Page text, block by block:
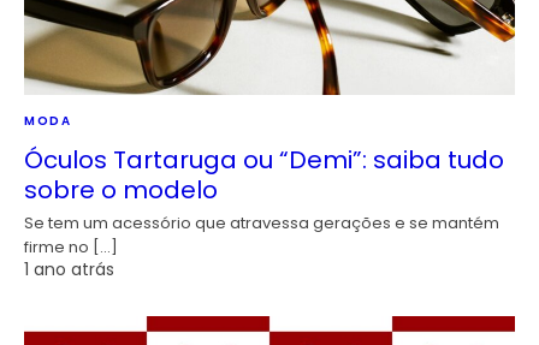
MODA
Óculos Tartaruga ou “Demi”: saiba tudo
sobre o modelo
Se tem um acessório que atravessa gerações e se mantém
firme no […]
1 ano atrás